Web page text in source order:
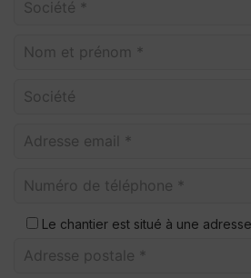
Le chantier est situé à une